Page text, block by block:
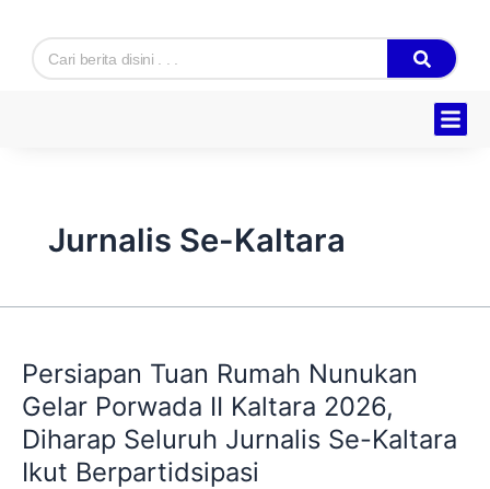
content
Search
Jurnalis Se-Kaltara
Persiapan Tuan Rumah Nunukan
Gelar Porwada II Kaltara 2026,
Diharap Seluruh Jurnalis Se-Kaltara
Ikut Berpartidsipasi
Rumah
Nunukan
Gelar
Porwada
II